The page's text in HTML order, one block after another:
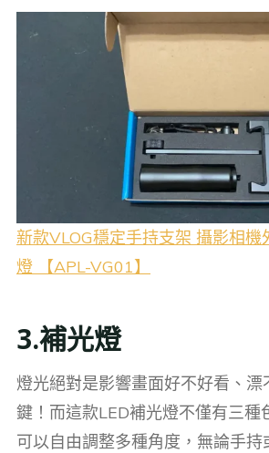
新款VLOG穩定手持支架 攝影相機
燈 【APL-VG01】
3.補光燈
燈光絕對是影響畫面好不好看、漂
鍵！而這款LED補光燈不僅有三種
可以自由調整多種角度，無論手持